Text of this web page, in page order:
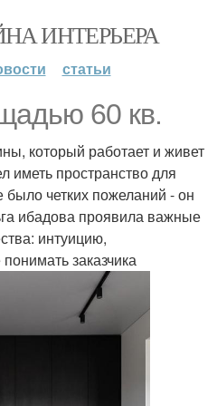
ИНТЕРЬЕРА
статьи
60 кв.
который работает и живет
иметь пространство для
четких пожеланий - он
ибадова проявила важные
интуицию,
заказчика